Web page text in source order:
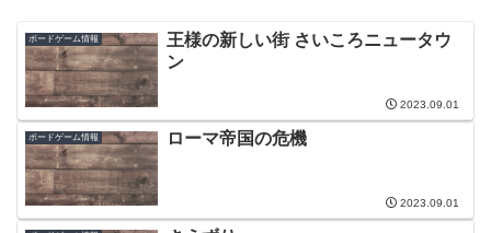
ボードゲーム情報
王様の新しい街 さいころニュータウ
ン
2023.09.01
ボードゲーム情報 ローマ帝国の危機
2023.09.01